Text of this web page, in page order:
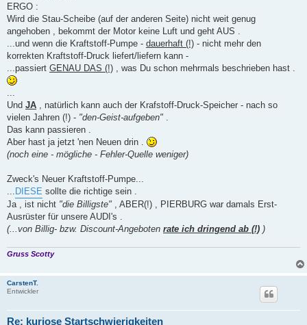
ERGO :
Wird die Stau-Scheibe (auf der anderen Seite) nicht weit genug
angehoben , bekommt der Motor keine Luft und geht AUS .
...und wenn die Kraftstoff-Pumpe - dauerhaft (!) - nicht mehr den
korrekten Kraftstoff-Druck liefert/liefern kann -
...passiert GENAU DAS (!) , was Du schon mehrmals beschrieben hast .
Und JA , natürlich kann auch der Krafstoff-Druck-Speicher - nach so
vielen Jahren (!) - "den-Geist-aufgeben"
Das kann passieren .
Aber hast ja jetzt 'nen Neuen drin .
(noch eine - mögliche - Fehler-Quelle weniger)
Zweck's Neuer Kraftstoff-Pumpe...
DIESE sollte die richtige sein .
Ja , ist nicht "die Billigste" , ABER(!) , PIERBURG war damals Erst-
Ausrüster für unsere AUDI's .
(...von Billig- bzw. Discount-Angeboten rate ich dringend ab (!) )
Gruss Scotty
CarstenT.
Entwickler
Re: kuriose Startschwierigkeiten